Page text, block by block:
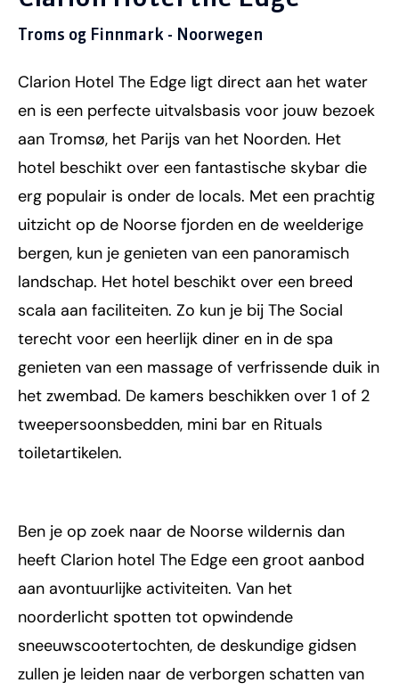
Troms og Finnmark - Noorwegen
Clarion Hotel The Edge ligt direct aan het water
en is een perfecte uitvalsbasis voor jouw bezoek
aan Tromsø, het Parijs van het Noorden. Het
hotel beschikt over een fantastische skybar die
erg populair is onder de locals. Met een prachtig
uitzicht op de Noorse fjorden en de weelderige
bergen, kun je genieten van een panoramisch
landschap. Het hotel beschikt over een breed
scala aan faciliteiten. Zo kun je bij The Social
terecht voor een heerlijk diner en in de spa
genieten van een massage of verfrissende duik in
het zwembad. De kamers beschikken over 1 of 2
tweepersoonsbedden, mini bar en Rituals
toiletartikelen.
Ben je op zoek naar de Noorse wildernis dan
heeft Clarion hotel The Edge een groot aanbod
aan avontuurlijke activiteiten. Van het
noorderlicht spotten tot opwindende
sneeuwscootertochten, de deskundige gidsen
zullen je leiden naar de verborgen schatten van